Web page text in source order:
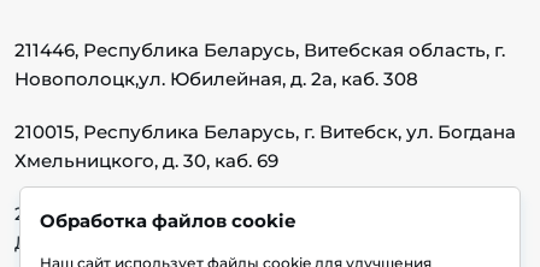
211446, Республика Беларусь, Витебская область, г.
Новополоцк,ул. Юбилейная, д. 2а, каб. 308
210015, Республика Беларусь, г. Витебск, ул. Богдана
Хмельницкого, д. 30, каб. 69
220140, Республика Беларусь, г. Минск, ул.
Домбровская, д. 9, каб. 13.1.1
Обработка файлов cookie
Наш сайт использует файлы cookie для улучшения